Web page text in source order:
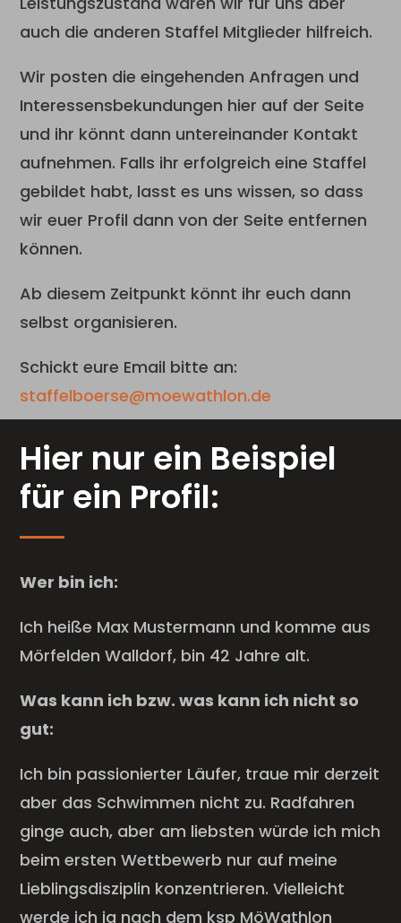
auch die anderen Staffel Mitglieder hilfreich.
Wir posten die eingehenden Anfragen und
Interessensbekundungen hier auf der Seite
und ihr könnt dann untereinander Kontakt
aufnehmen. Falls ihr erfolgreich eine Staffel
gebildet habt, lasst es uns wissen, so dass
wir euer Profil dann von der Seite entfernen
können.
Ab diesem Zeitpunkt könnt ihr euch dann
selbst organisieren.
Schickt eure Email bitte an:
staffelboerse@moewathlon.de
Hier nur ein Beispiel
für ein Profil:
Wer bin ich:
Ich heiße Max Mustermann und komme aus
Mörfelden Walldorf, bin 42 Jahre alt.
Was kann ich bzw. was kann ich nicht so
gut:
Ich bin passionierter Läufer, traue mir derzeit
aber das Schwimmen nicht zu. Radfahren
ginge auch, aber am liebsten würde ich mich
beim ersten Wettbewerb nur auf meine
Lieblingsdisziplin konzentrieren. Vielleicht
werde ich ja nach dem ksp MöWathlon